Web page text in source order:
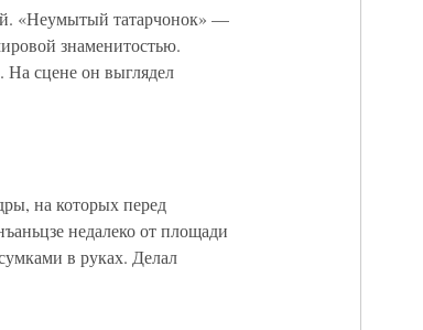
«Неумытый татарчонок» —
знаменитостью.
На сцене он выглядел
на которых перед
недалеко от площади
в руках. Делал